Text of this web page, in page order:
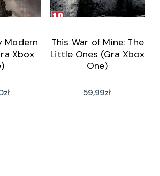
Modern
Xbox
zł
This War of Mine: The
Little Ones (Gra Xbox
One)
59,99zł